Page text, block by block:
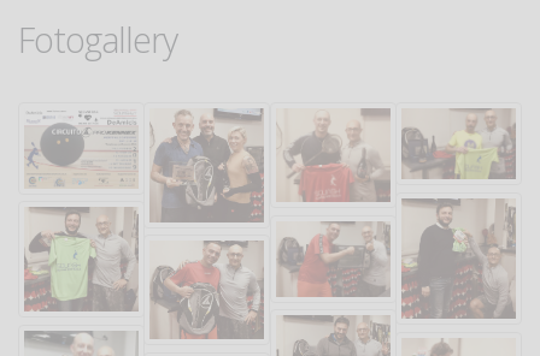
Fotogallery